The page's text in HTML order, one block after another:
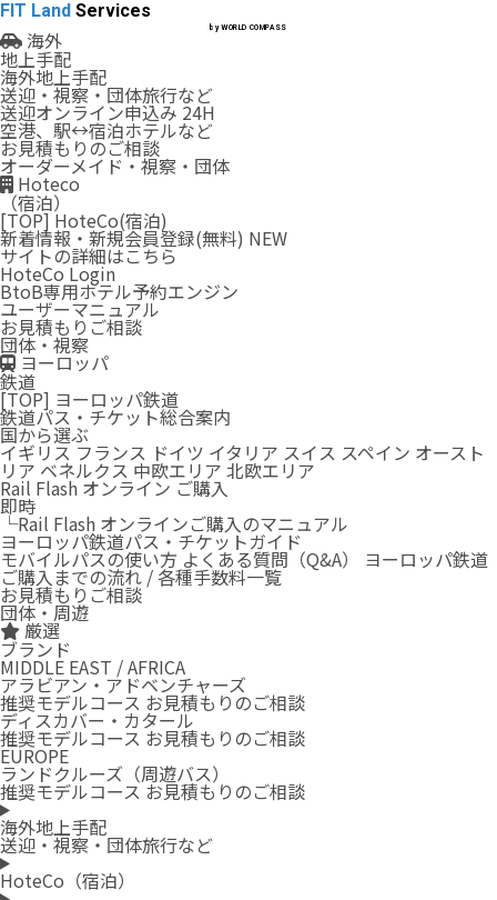
FIT Land Services
by WORLD COMPASS
海外
地上手配
海外地上手配
送迎・視察・団体旅行など
送迎オンライン申込み 24H
空港、駅↔︎宿泊ホテルなど
お見積もりのご相談
オーダーメイド・視察・団体
Hoteco
（宿泊）
[TOP] HoteCo(宿泊)
新着情報・新規会員登録(無料) NEW
サイトの詳細はこちら
HoteCoLogin
BtoB専用ホテル予約エンジン
ユーザーマニュアル
お見積もりご相談
団体・視察
ヨーロッパ
鉄道
[TOP] ヨーロッパ鉄道
鉄道パス・チケット総合案内
国から選ぶ
イギリス フランス ドイツ イタリア スイス スペイン オースト
リア ベネルクス 中欧エリア 北欧エリア
Rail Flash オンライン ご購入
即時
└Rail Flash オンラインご購入のマニュアル
ヨーロッパ鉄道パス・チケットガイド
モバイルパスの使い方 よくある質問（Q&A） ヨーロッパ鉄道
ご購入までの流れ / 各種手数料一覧
お見積もりご相談
団体・周遊
厳選
ブランド
MIDDLE EAST / AFRICA
アラビアン・アドベンチャーズ
推奨モデルコース お見積もりのご相談
ディスカバー・カタール
推奨モデルコース お見積もりのご相談
EUROPE
ランドクルーズ（周遊バス）
推奨モデルコース お見積もりのご相談
海外地上手配
送迎・視察・団体旅行など
HoteCo（宿泊）